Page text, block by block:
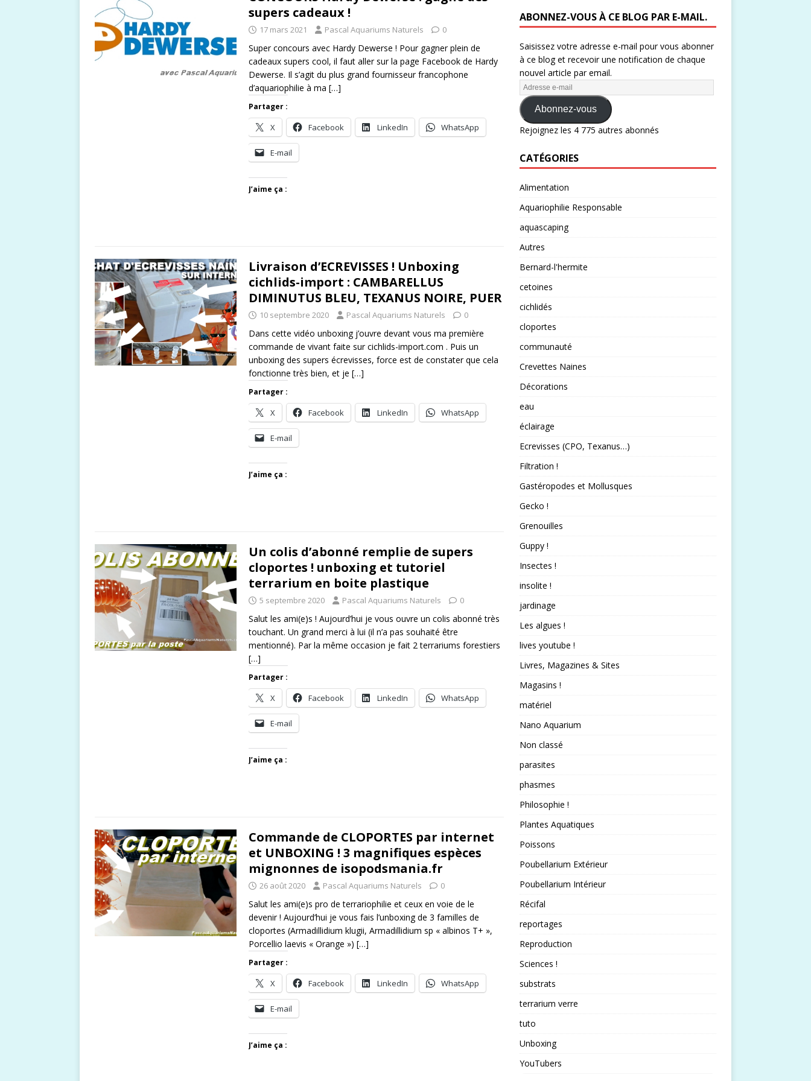
supers cadeaux !
17 mars 2021 Pascal Aquariums Naturels 0
Super concours avec Hardy Dewerse ! Pour gagner plein de
cadeaux supers cool, il faut aller sur la page Facebook de Hardy
Dewerse. Il s’agit du plus grand fournisseur francophone
d’aquariophilie à ma […]
Partager :
X Facebook LinkedIn WhatsApp
E-mail
J’aime ça :
Livraison d’ECREVISSES ! Unboxing
cichlids-import : CAMBARELLUS
DIMINUTUS BLEU, TEXANUS NOIRE, PUER
10 septembre 2020 Pascal Aquariums Naturels 0
Dans cette vidéo unboxing j’ouvre devant vous ma première
commande de vivant faite sur cichlids-import.com . Puis un
unboxing des supers écrevisses, force est de constater que cela
fonctionne très bien, et je […]
Partager :
X Facebook LinkedIn WhatsApp
E-mail
J’aime ça :
Un colis d’abonné remplie de supers
cloportes ! unboxing et tutoriel
terrarium en boite plastique
5 septembre 2020 Pascal Aquariums Naturels 0
Salut les ami(e)s ! Aujourd’hui je vous ouvre un colis abonné très
touchant. Un grand merci à lui (il n’a pas souhaité être
mentionné). Par la même occasion je fait 2 terrariums forestiers
[…]
Partager :
X Facebook LinkedIn WhatsApp
E-mail
J’aime ça :
Commande de CLOPORTES par internet
et UNBOXING ! 3 magnifiques espèces
mignonnes de isopodsmania.fr
26 août 2020 Pascal Aquariums Naturels 0
Salut les ami(e)s pro de terrariophilie et ceux en voie de le
devenir ! Aujourd’hui je vous fais l’unboxing de 3 familles de
cloportes (Armadillidium klugii, Armadillidium sp « albinos T+ »,
Porcellio laevis « Orange ») […]
Partager :
X Facebook LinkedIn WhatsApp
E-mail
J’aime ça :
ABONNEZ-VOUS À CE BLOG PAR E-MAIL.
Saisissez votre adresse e-mail pour vous abonner
à ce blog et recevoir une notification de chaque
nouvel article par email.
Abonnez-vous
Rejoignez les 4 775 autres abonnés
CATÉGORIES
Alimentation
Aquariophilie Responsable
aquascaping
Autres
Bernard-l'hermite
cetoines
cichlidés
cloportes
communauté
Crevettes Naines
Décorations
eau
éclairage
Ecrevisses (CPO, Texanus…)
Filtration !
Gastéropodes et Mollusques
Gecko !
Grenouilles
Guppy !
Insectes !
insolite !
jardinage
Les algues !
lives youtube !
Livres, Magazines & Sites
Magasins !
matériel
Nano Aquarium
Non classé
parasites
phasmes
Philosophie !
Plantes Aquatiques
Poissons
Poubellarium Extérieur
Poubellarium Intérieur
Récifal
reportages
Reproduction
Sciences !
substrats
terrarium verre
tuto
Unboxing
YouTubers